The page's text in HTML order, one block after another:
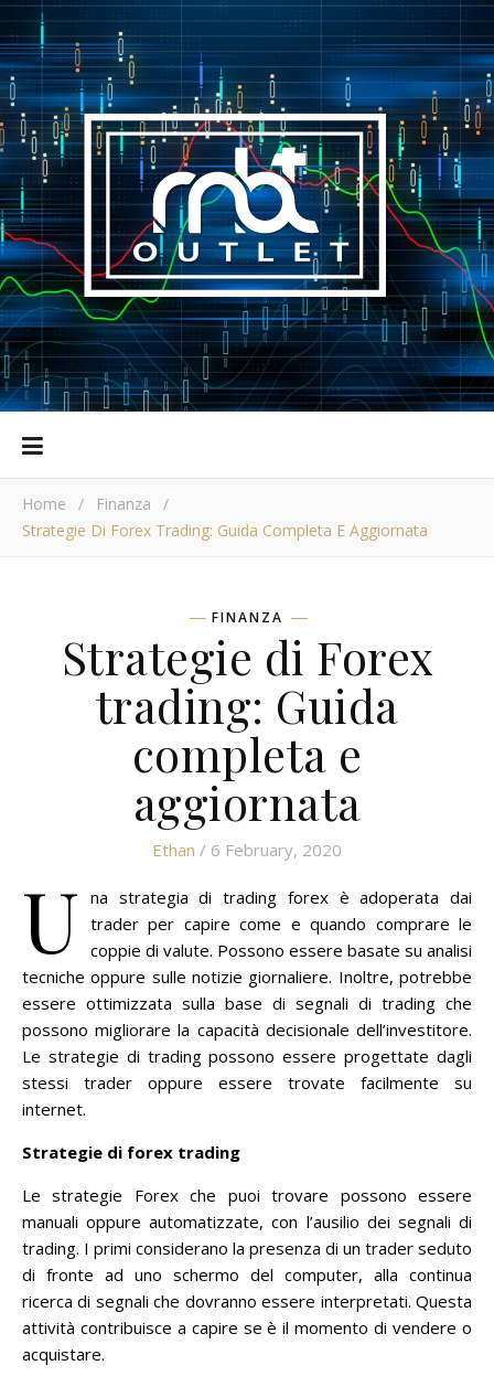
Home / Finanza
/
Strategie Di Forex Trading: Guida Completa E Aggiornata
FINANZA
Strategie di Forex
trading: Guida
completa e
aggiornata
Ethan / 6 February, 2020
U na strategia di trading forex è adoperata dai
trader per capire come e quando comprare le
coppie di valute. Possono essere basate su analisi
tecniche oppure sulle notizie giornaliere. Inoltre, potrebbe
essere ottimizzata sulla base di segnali di trading che
possono migliorare la capacità decisionale dell’investitore.
Le strategie di trading possono essere progettate dagli
stessi trader oppure essere trovate facilmente su
internet.
Strategie di forex trading
Le strategie Forex che puoi trovare possono essere
manuali oppure automatizzate, con l’ausilio dei segnali di
trading. I primi considerano la presenza di un trader seduto
di fronte ad uno schermo del computer, alla continua
ricerca di segnali che dovranno essere interpretati. Questa
attività contribuisce a capire se è il momento di vendere o
acquistare.